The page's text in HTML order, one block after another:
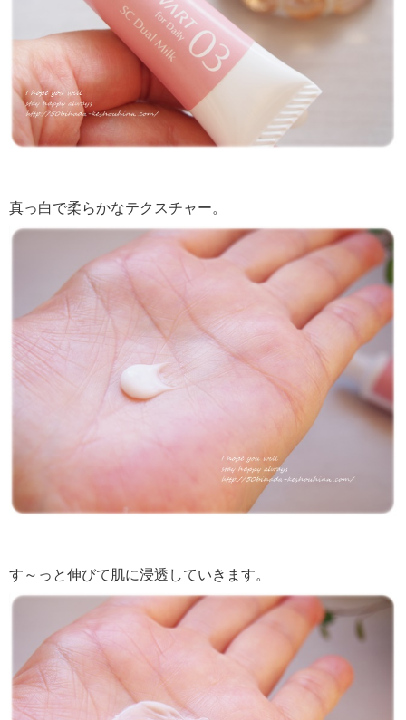
真っ白で柔らかなテクスチャー。
す～っと伸びて肌に浸透していきます。